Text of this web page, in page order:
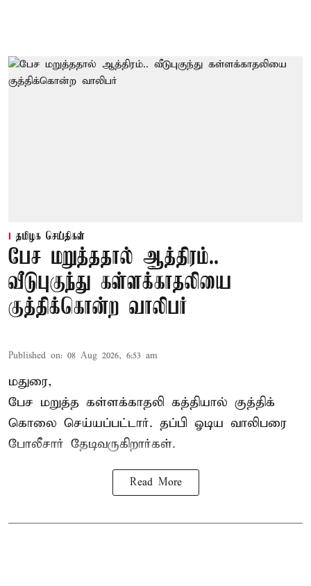
தமிழக செய்திகள்
பேச மறுத்ததால் ஆத்திரம்..
வீடுபுகுந்து கள்ளக்காதலியை
குத்திக்கொன்ற வாலிபர்
Published on: 08 Aug 2026, 6:53 am
மதுரை,
பேச மறுத்த கள்ளக்காதலி கத்தியால் குத்திக்
கொலை செய்யப்பட்டார். தப்பி ஓடிய வாலிபரை
போலீசார் தேடிவருகிறார்கள்.
Read More